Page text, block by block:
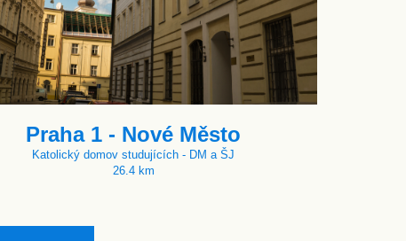
Praha 1 - Nové Město
Katolický domov studujících - DM a ŠJ
26.4 km